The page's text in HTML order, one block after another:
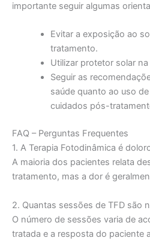
importante seguir algumas
Evitar a exposição ao
tratamento.
Utilizar protetor solar
Seguir as
saúde quanto ao uso
cuidados pós-
FAQ – Perguntas Frequentes
1. A Terapia Fotodinâmica é
A maioria dos pacientes relata
tratamento, mas a dor é
2. Quantas sessões de TFD são
O número de sessões varia de
tratada e a resposta do paciente